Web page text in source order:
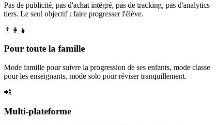
Pas de publicité, pas d'achat intégré, pas de tracking, pas d'analytics
tiers. Le seul objectif : faire progresser l'élève.
👨‍👩‍👧
Pour toute la famille
Mode famille pour suivre la progression de ses enfants, mode classe
pour les enseignants, mode solo pour réviser tranquillement.
📲
Multi-plateforme